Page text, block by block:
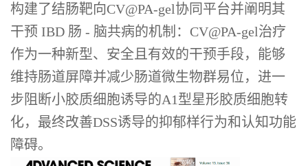
构建了结肠靶向CV@PA-gel协同平台并阐明其
干预 IBD 肠 - 脑共病的机制：CV@PA-gel治疗
作为一种新型、安全且有效的干预手段，能够
维持肠道屏障并减少肠道微生物群易位，进一
步阻断小胶质细胞诱导的A1型星形胶质细胞转
化，最终改善DSS诱导的抑郁样行为和认知功能
障碍。